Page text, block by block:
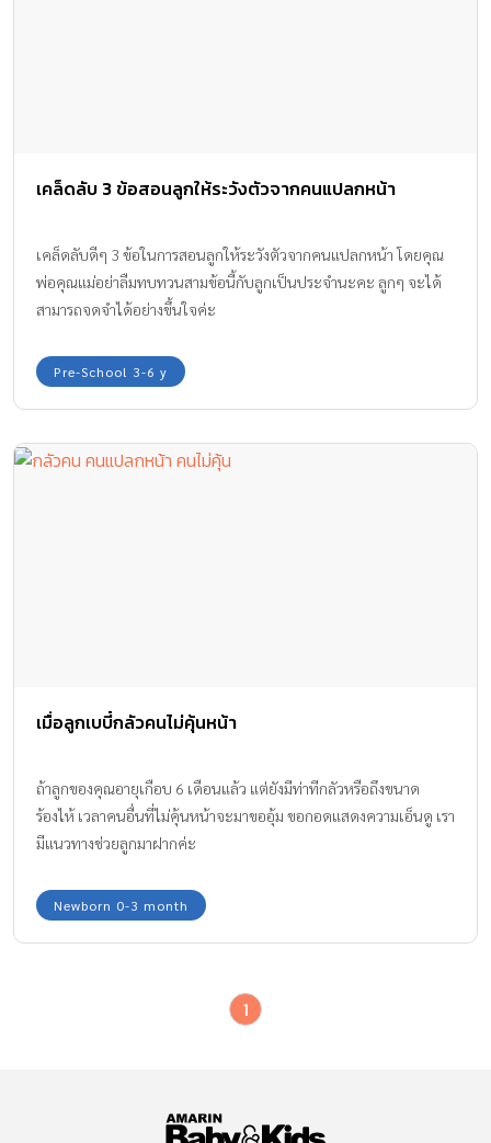
เคล็ดลับ 3 ข้อสอนลูกให้ระวังตัวจากคนแปลกหน้า
เคล็ดลับดีๆ 3 ข้อในการสอนลูกให้ระวังตัวจากคนแปลกหน้า โดยคุณ
พ่อคุณแม่อย่าลืมทบทวนสามข้อนี้กับลูกเป็นประจำนะคะ ลูกๆ จะได้
สามารถจดจำได้อย่างขึ้นใจค่ะ
Pre-School 3-6 y
เมื่อลูกเบบี๋กลัวคนไม่คุ้นหน้า
ถ้าลูกของคุณอายุเกือบ 6 เดือนแล้ว แต่ยังมีท่าทีกลัวหรือถึงขนาด
ร้องไห้ เวลาคนอื่นที่ไม่คุ้นหน้าจะมาขออุ้ม ขอกอดแสดงความเอ็นดู เรา
มีแนวทางช่วยลูกมาฝากค่ะ
Newborn 0-3 month
1